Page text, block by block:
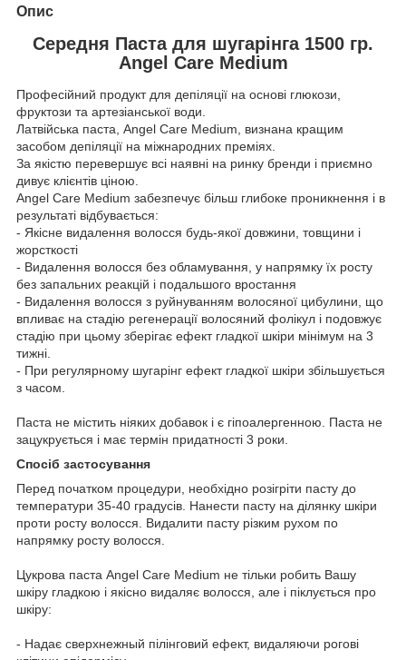
Опис
Середня Паста для шугарінга 1500 гр.
Angel Care Medium
Професійний продукт для депіляції на основі глюкози,
фруктози та артезіанської води.
Латвійська паста, Angel Care Medium, визнана кращим
засобом депіляції на міжнародних преміях.
За якістю перевершує всі наявні на ринку бренди і приємно
дивує клієнтів ціною.
Angel Care Medium забезпечує більш глибоке проникнення і в
результаті відбувається:
- Якісне видалення волосся будь-якої довжини, товщини і
жорсткості
- Видалення волосся без обламування, у напрямку їх росту
без запальних реакцій і подальшого вростання
- Видалення волосся з руйнуванням волосяної цибулини, що
впливає на стадію регенерації волосяний фолікул і подовжує
стадію при цьому зберігає ефект гладкої шкіри мінімум на 3
тижні.
- При регулярному шугарінг ефект гладкої шкіри збільшується
з часом.
Паста не містить ніяких добавок і є гіпоалергенною. Паста не
зацукрується і має термін придатності 3 роки.
Спосіб застосування
Перед початком процедури, необхідно розігріти пасту до
температури 35-40 градусів. Нанести пасту на ділянку шкіри
проти росту волосся. Видалити пасту різким рухом по
напрямку росту волосся.
Цукрова паста Angel Care Medium не тільки робить Вашу
шкіру гладкою і якісно видаляє волосся, але і піклується про
шкіру:
- Надає сверхнежный пілінговий ефект, видаляючи рогові